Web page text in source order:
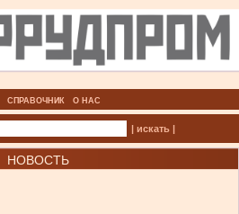
СПРАВОЧНИК О НАС
| искать |
НОВОСТЬ